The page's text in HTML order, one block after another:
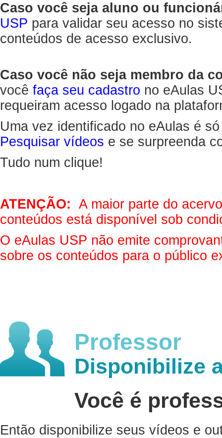
Caso você seja aluno ou
USP para validar seu acesso no
conteúdos de acesso exclusivo.
Caso você não seja membro da
você faça seu cadastro no eAulas
requeiram acesso logado na
Uma vez identificado no eAulas é
Pesquisar vídeos e se surpreenda
Tudo num clique!
ATENÇÃO: A maior parte do
conteúdos está disponível sob
O eAulas USP não emite
sobre os conteúdos para o público
Professor
Disponibilize
Você é
Então disponibilize seus vídeos e